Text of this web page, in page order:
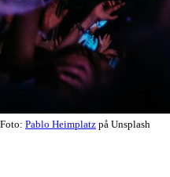
Foto: Pablo Heimplatz på Unsplash